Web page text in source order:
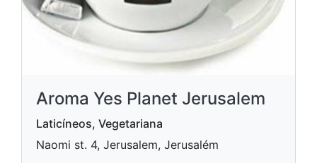
Aroma Yes Planet Jerusalem
Laticíneos, Vegetariana
Naomi st. 4, Jerusalem, Jerusalém